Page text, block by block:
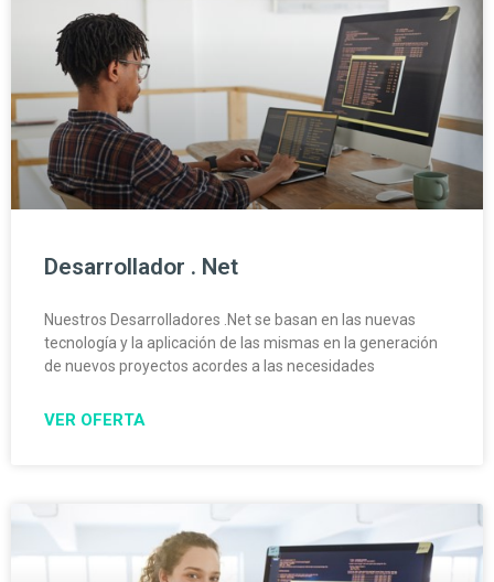
Desarrollador . Net
Nuestros Desarrolladores .Net se basan en las nuevas
tecnología y la aplicación de las mismas en la generación
de nuevos proyectos acordes a las necesidades
VER OFERTA